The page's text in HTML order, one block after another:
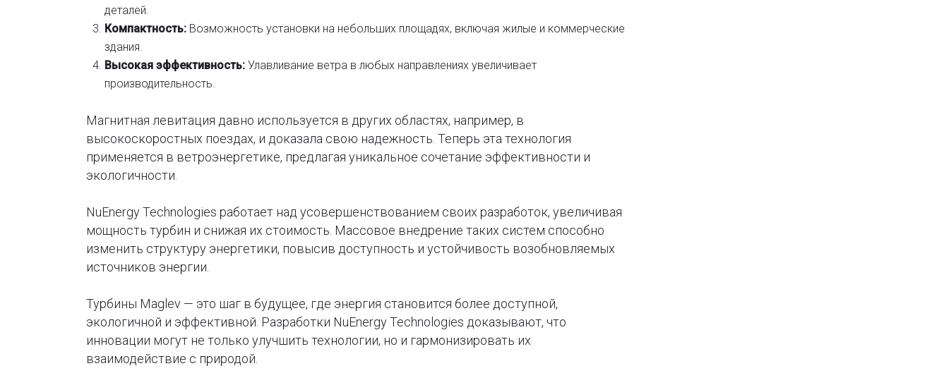
деталей.
Компактность: Возможность установки на небольших площадях, включая жилые и коммерческие
здания.
Высокая эффективность: Улавливание ветра в любых направлениях увеличивает
производительность.
Магнитная левитация давно используется в других областях, например, в
высокоскоростных поездах, и доказала свою надежность. Теперь эта технология
применяется в ветроэнергетике, предлагая уникальное сочетание эффективности и
экологичности.
NuEnergy Technologies работает над усовершенствованием своих разработок, увеличивая
мощность турбин и снижая их стоимость. Массовое внедрение таких систем способно
изменить структуру энергетики, повысив доступность и устойчивость возобновляемых
источников энергии.
Турбины Maglev — это шаг в будущее, где энергия становится более доступной,
экологичной и эффективной. Разработки NuEnergy Technologies доказывают, что
инновации могут не только улучшить технологии, но и гармонизировать их
взаимодействие с природой.